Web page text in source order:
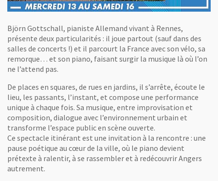
Björn Gottschall, pianiste Allemand vivant à Rennes,
présente deux particularités : il joue partout (sauf dans des
salles de concerts !) et il parcourt la France avec son vélo, sa
remorque… et son piano, faisant surgir la musique là où l’on
ne l’attend pas.
De places en squares, de rues en jardins, il s’arrête, écoute le
lieu, les passants, l’instant, et compose une performance
unique à chaque fois. Sa musique, entre improvisation et
composition, dialogue avec l’environnement urbain et
transforme l’espace public en scène ouverte.
Ce spectacle itinérant est une invitation à la rencontre : une
pause poétique au cœur de la ville, où le piano devient
prétexte à ralentir, à se rassembler et à redécouvrir Angers
autrement.